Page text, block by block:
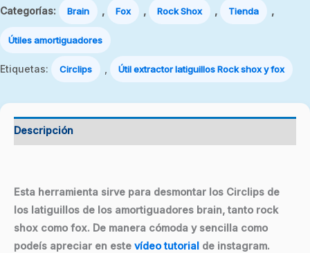
Categorías: Brain , Fox , Rock Shox , Tienda ,
Útiles amortiguadores
Etiquetas: Circlips Útil extractor latiguillos Rock shox y fox
Descripción
Esta herramienta sirve para desmontar los Circlips de
los latiguillos de los amortiguadores brain, tanto rock
shox como fox. De manera cómoda y sencilla como
podeís apreciar en este vídeo tutorial de instagram.